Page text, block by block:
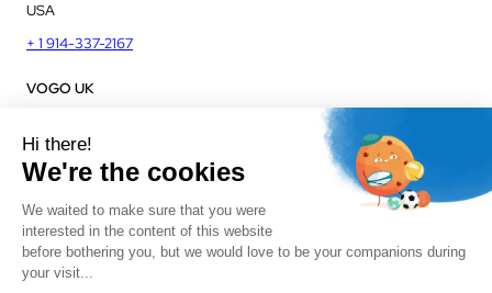
USA
+ 1 914-337-2167
VOGO UK
Commerce Park
Frome, BA11 2FQ
UK
+ 44 1225 421 400